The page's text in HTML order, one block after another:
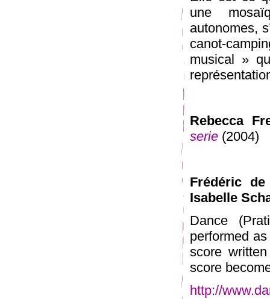
une
autonomes,
canot-
musical »
Rebecca
serie (2004)
Frédéric
Isabelle
Dance
performed
score
score
http://